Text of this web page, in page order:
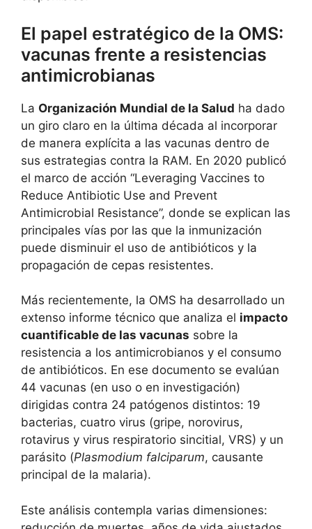
El papel estratégico de la OMS:
vacunas frente a resistencias
antimicrobianas
La Organización Mundial de la Salud ha dado
un giro claro en la última década al incorporar
de manera explícita a las vacunas dentro de
sus estrategias contra la RAM. En 2020 publicó
el marco de acción “Leveraging Vaccines to
Reduce Antibiotic Use and Prevent
Antimicrobial Resistance”, donde se explican las
principales vías por las que la inmunización
puede disminuir el uso de antibióticos y la
propagación de cepas resistentes.
Más recientemente, la OMS ha desarrollado un
extenso informe técnico que analiza el impacto
cuantificable de las vacunas sobre la
resistencia a los antimicrobianos y el consumo
de antibióticos. En ese documento se evalúan
44 vacunas (en uso o en investigación)
dirigidas contra 24 patógenos distintos: 19
bacterias, cuatro virus (gripe, norovirus,
rotavirus y virus respiratorio sincitial, VRS) y un
parásito (Plasmodium falciparum, causante
principal de la malaria).
Este análisis contempla varias dimensiones: